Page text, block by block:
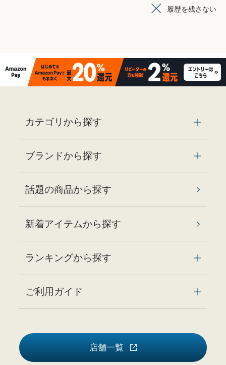
履歴を残さない
カテゴリから探す
ブランドから探す
話題の商品から探す
新着アイテムから探す
ランキングから探す
ご利用ガイド
店舗一覧